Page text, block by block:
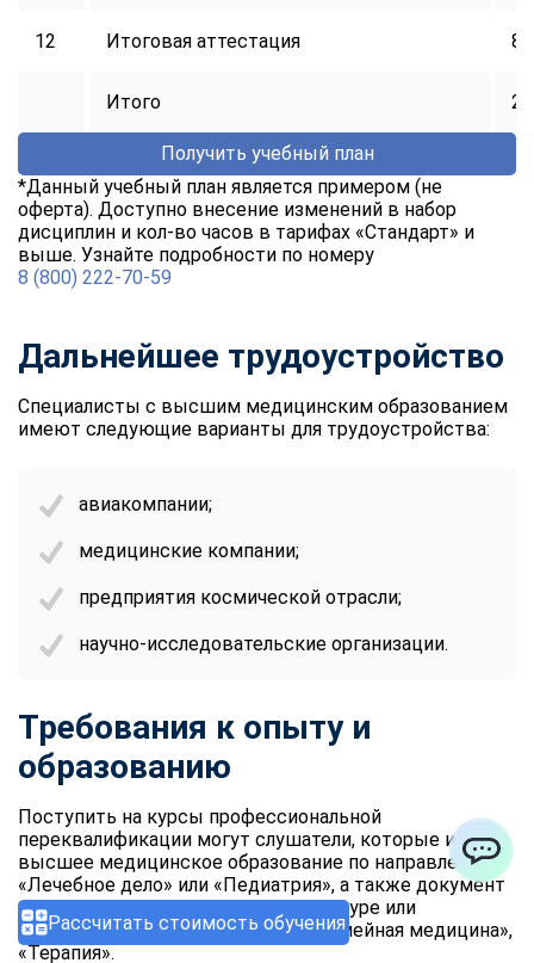
Рассчитать стоимость обучения
12 Итоговая аттестация 8
Итого
Получить учебный план
*Данный учебный план является примером (не
оферта). Доступно внесение изменений в набор
дисциплин и кол-во часов в тарифах «Стандарт» и
выше. Узнайте подробности по номеру
8 (800) 222-70-59
Дальнейшее трудоустройство
Специалисты с высшим медицинским образованием
имеют следующие варианты для трудоустройства:
авиакомпании;
медицинские компании;
предприятия космической отрасли;
научно-исследовательские организации.
Требования к опыту и
образованию
Поступить на курсы профессиональной
переквалификации могут слушатели, которые имеют
высшее медицинское образование по направлению
«Лечебное дело» или «Педиатрия», а также документ
о пройденной подготовке в ординатуре или
интернатуре по специальности «Семейная медицина»,
«Терапия».
Vkontakte EMail
Max
ChatApp